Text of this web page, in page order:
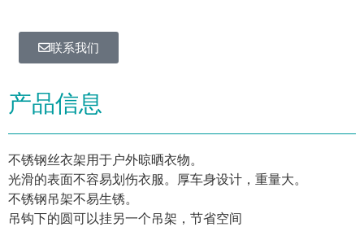
联系我们
产品信息
不锈钢丝衣架用于户外晾晒衣物。
光滑的表面不容易划伤衣服。厚车身设计，重量大。
不锈钢吊架不易生锈。
吊钩下的圆可以挂另一个吊架，节省空间